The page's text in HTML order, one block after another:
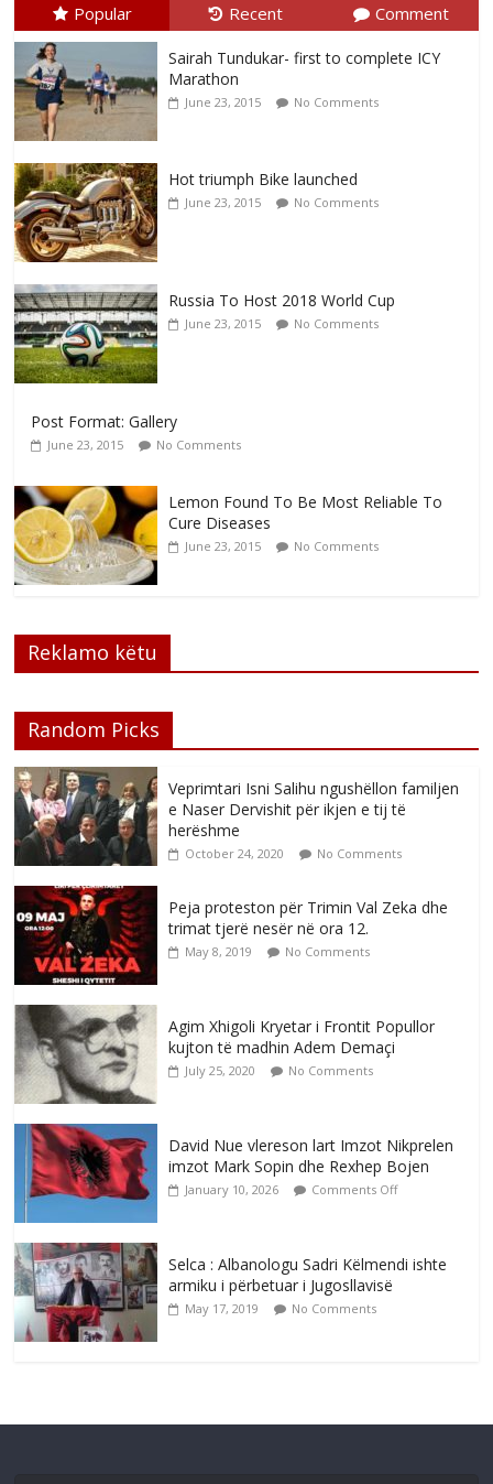
Popular Recent Comment
Sairah Tundukar- first to complete ICY
Marathon
June 23, 2015 No Comments
Hot triumph Bike launched
June 23, 2015 No Comments
Russia To Host 2018 World Cup
June 23, 2015 No Comments
Post Format: Gallery
June 23, 2015 No Comments
Lemon Found To Be Most Reliable To
Cure Diseases
June 23, 2015 No Comments
Reklamo këtu
Random Picks
Veprimtari Isni Salihu ngushëllon familjen
e Naser Dervishit për ikjen e tij të
herëshme
October 24, 2020 No Comments
Peja proteston për Trimin Val Zeka dhe
trimat tjerë nesër në ora 12.
May 8, 2019 No Comments
Agim Xhigoli Kryetar i Frontit Popullor
kujton të madhin Adem Demaçi
July 25, 2020 No Comments
David Nue vlereson lart Imzot Nikprelen
imzot Mark Sopin dhe Rexhep Bojen
January 10, 2026 Comments Off
Selca : Albanologu Sadri Këlmendi ishte
armiku i përbetuar i Jugosllavisë
May 17, 2019 No Comments